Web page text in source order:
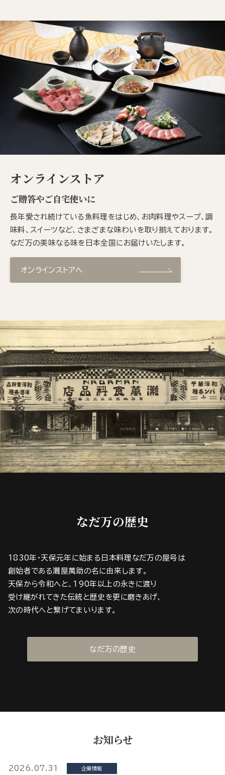
オンラインストア
ご贈答やご自宅使いに
長年愛され続けている魚料理をはじめ、お肉料理やスープ、調
味料、スイーツなど、さまざまな味わいを取り揃えております。
なだ万の美味なる味を日本全国にお届けいたします。
オンラインストアへ
なだ万の歴史
1830年・天保元年に始まる日本料理なだ万の屋号は
創始者である灘屋萬助の名に由来します。
天保から令和へと、190年以上の永きに渡り
受け継がれてきた伝統と歴史を更に磨きあげ、
次の時代へと繋げてまいります。
なだ万の歴史
お知らせ
2026.07.31 企業情報